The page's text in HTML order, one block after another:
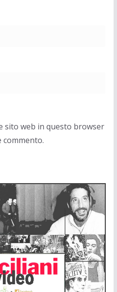
sito web in questo browser
commento.